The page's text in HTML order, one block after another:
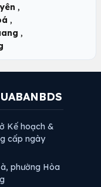
,
,
,
Kế hoạch &
cấp ngày
phường Hòa